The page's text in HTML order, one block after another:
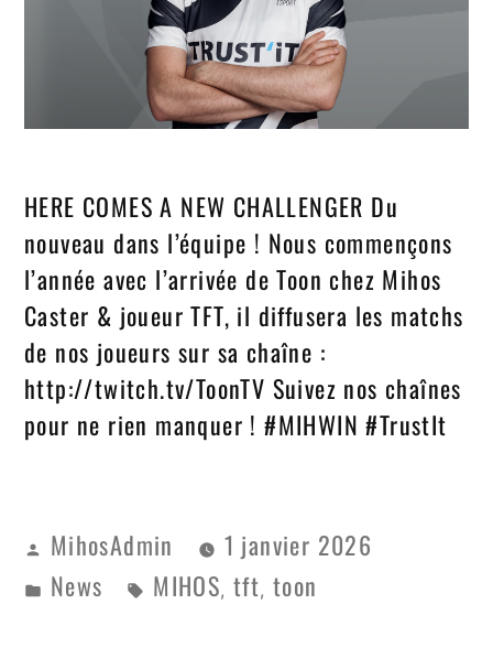
HERE COMES A NEW CHALLENGER Du
nouveau dans l’équipe ! Nous commençons
l’année avec l’arrivée de Toon chez Mihos
Caster & joueur TFT, il diffusera les matchs
de nos joueurs sur sa chaîne :
http://twitch.tv/ToonTV Suivez nos chaînes
pour ne rien manquer ! #MIHWIN #TrustIt
MihosAdmin
1 janvier 2026
News
MIHOS,tft,toon